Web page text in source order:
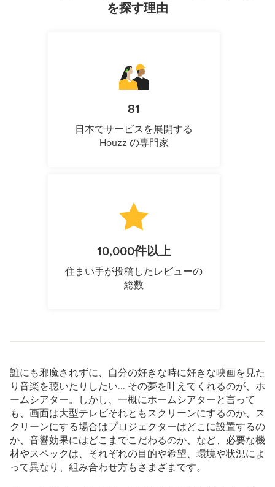
を探す理由
81
日本でサービスを展開する
Houzz の専門家
10,000件以上
住まい手が投稿したレビューの
総数
誰にも邪魔されずに、自分の好きな時に好きな映画を見た
り音楽を聴いたりしたい... その夢を叶えてくれるのが、ホ
ームシアター。しかし、一概にホームシアターと言って
も、画面は大型テレビそれともスクリーンにするのか、ス
クリーンにする場合はプロジェクターはどこに設置するの
か、音響効果にはどこまでこだわるのか、など、必要な機
材やスペックは、それぞれの目的や希望、環境や状況によ
って異なり、組み合わせ方もさまざまです。